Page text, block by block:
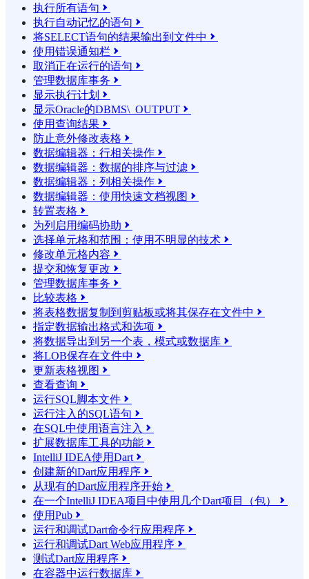
执行所有语句 
执行自动记忆的语句 
将SELECT语句的结果输​​出到文件中 
使用错误通知栏 
取消正在运行的语句 
管理数据库事务 
显示执行计划 
显示Oracle的DBMS\_OUTPUT 
使用查询结果 
防止意外修改表格 
数据编辑器：行相关操作 
数据编辑器：数据的排序与过滤 
数据编辑器：列相关操作 
数据编辑器：使用快速文档视图 
转置表格 
为列启用编码协助 
选择单元格和范围：使用不明显的技术 
修改单元格内容 
提交和恢复更改 
管理数据库事务 
比较表格 
将表格数据复制到剪贴板或将其保存在文件中 
指定数据输出格式和选项 
将数据导出到另一个表，模式或数据库 
将LOB保存在文件中 
更新表格视图 
查看查询 
运行SQL脚本文件 
运行注入的SQL语句 
在SQL中使用语言注入 
扩展数据库工具的功能 
IntelliJ IDEA使用Dart 
创建新的Dart应用程序 
从现有的Dart应用程序开始 
在一个IntelliJ IDEA项目中使用几个Dart项目（包） 
使用Pub 
运行和调试Dart命令行应用程序 
运行和调试Dart Web应用程序 
测试Dart应用程序 
在容器中运行数据库 